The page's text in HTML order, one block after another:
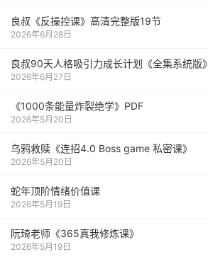
良叔《反操控课》高清完整版19节
2026年6月28日
良叔90天人格吸引力成长计划《全集系统版》
2026年6月27日
《1000‮能条‬‎量‮裂炸‬‎绝学》PDF
2026年5月20日
乌鸦救赎《连招4.0 Boss game 私密课》
2026年5月20日
蛇年顶阶情绪价值课
2026年5月19日
阮琦老师《365真我修炼课》
2026年5月19日